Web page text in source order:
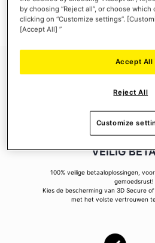
ACCOUNT
VEILIG
100% veilige betaaloplossingen,
gemoedsrust!
Kies de bescherming van 3D Secure
met het volste vertrouwen
by choosing “Reject all”, or choose
clicking on “Customize settings”.
[Accept All] ”
Reject All
Accept All
Customize